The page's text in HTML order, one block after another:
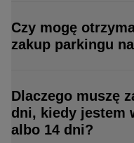
Czy mogę
zakup parkingu
Dlaczego muszę
dni, kiedy jestem
albo 14 dni?